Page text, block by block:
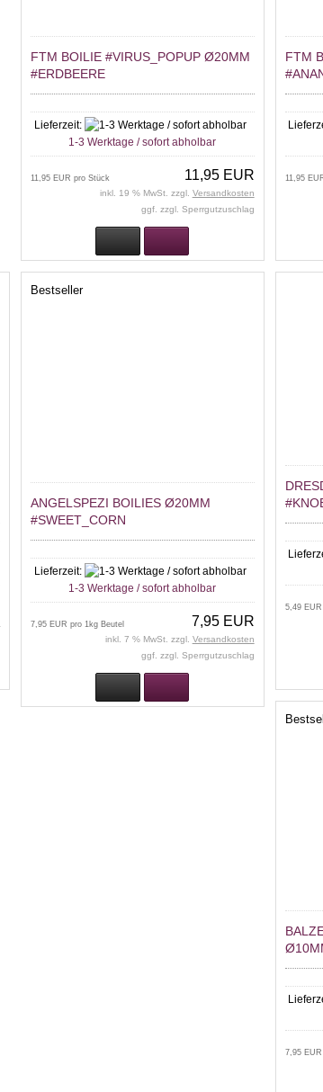
FTM BOILIE #VIRUS_POPUP Ø20MM
#ERDBEERE
Lieferzeit:
1-3 Werktage / sofort abholbar
11,95 EUR
11,95 EUR pro Stück
inkl. 19 % MwSt. zzgl. Versandkosten
ggf. zzgl. Sperrgutzuschlag
FTM
11,95
Bestseller
ANGELSPEZI BOILIES Ø20MM
#SWEET_CORN
Lieferzeit:
1-3 Werktage / sofort abholbar
7,95 EUR
7,95 EUR pro 1kg Beutel
inkl. 7 % MwSt. zzgl. Versandkosten
ggf. zzgl. Sperrgutzuschlag
5,49
7,95